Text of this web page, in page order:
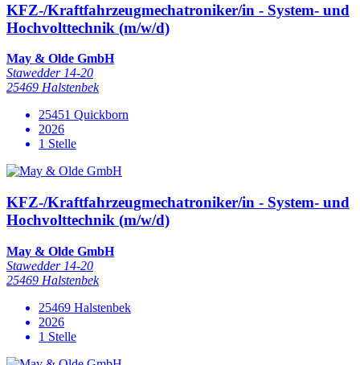
KFZ-/Kraftfahrzeugmechatroniker/in - System- und
Hochvolttechnik (m/w/d)
May & Olde GmbH
Stawedder 14-20
25469 Halstenbek
25451 Quickborn
2026
1 Stelle
KFZ-/Kraftfahrzeugmechatroniker/in - System- und
Hochvolttechnik (m/w/d)
May & Olde GmbH
Stawedder 14-20
25469 Halstenbek
25469 Halstenbek
2026
1 Stelle